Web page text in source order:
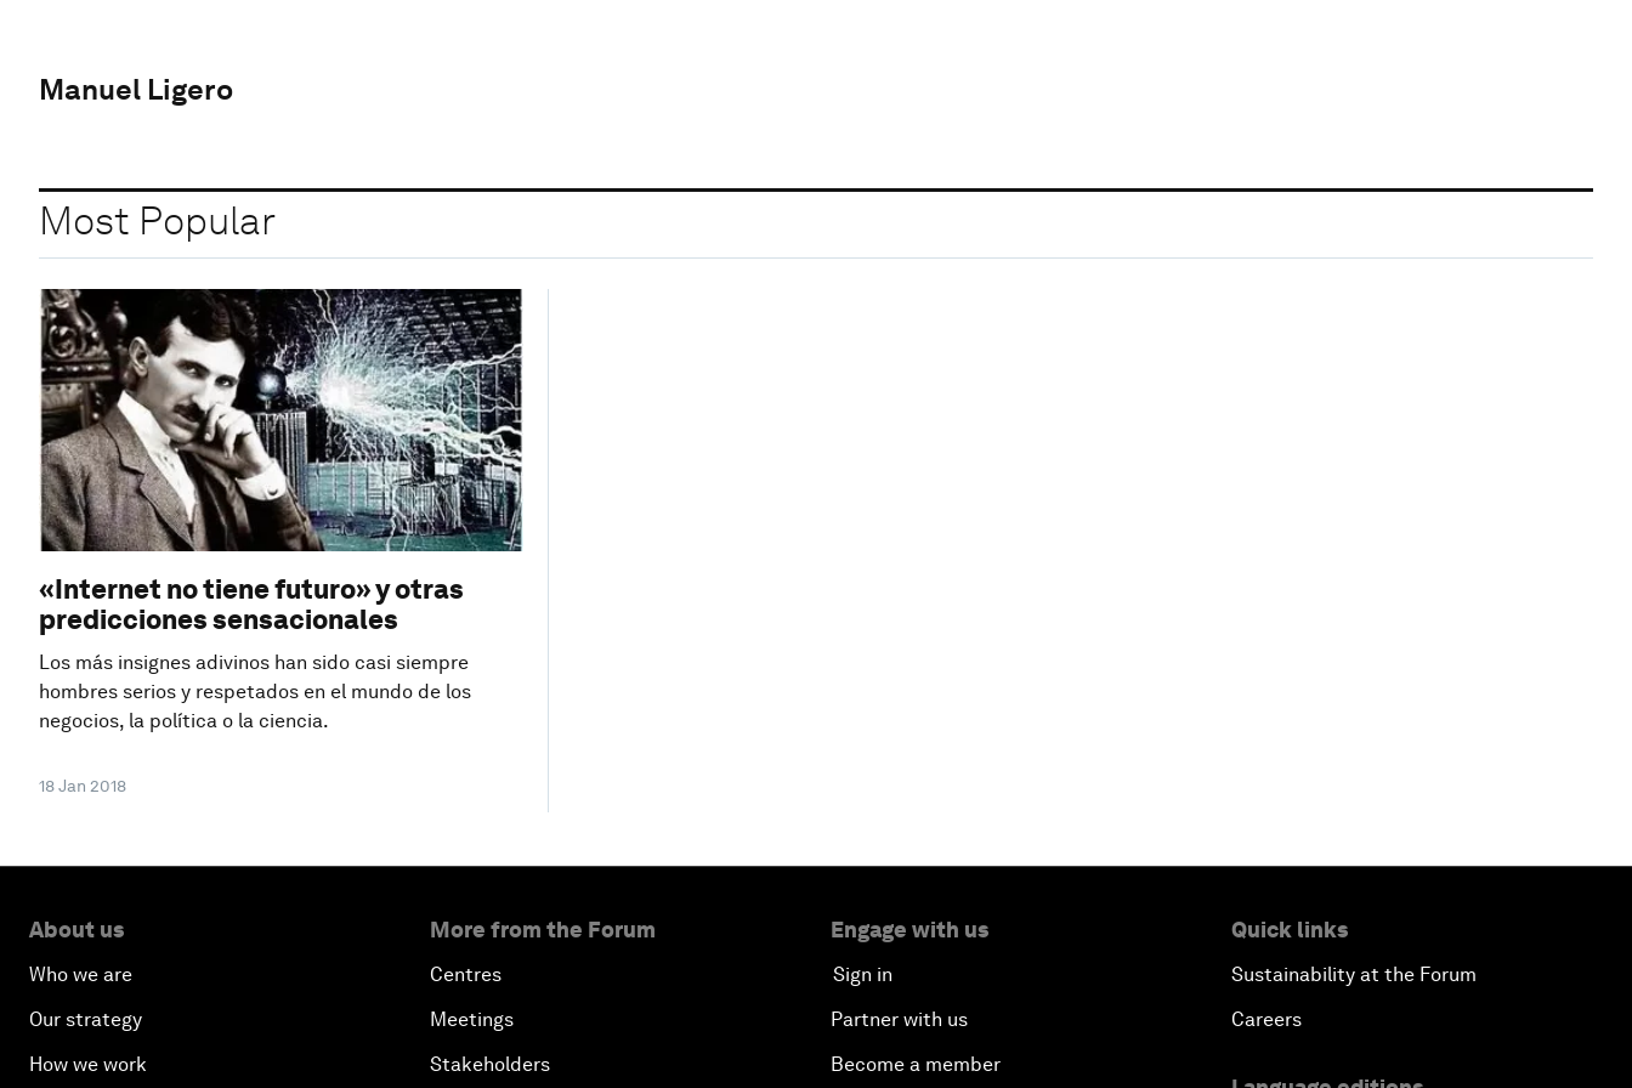
Manuel Ligero
Most Popular
«Internet no tiene futuro» y otras
predicciones sensacionales
Los más insignes adivinos han sido casi siempre
hombres serios y respetados en el mundo de los
negocios, la política o la ciencia.
18 Jan 2018
About us
Who we are
Our strategy
How we work
More from the Forum
Centres
Meetings
Stakeholders
Engage with us
Sign in
Partner with us
Become a member
Quick links
Sustainability at the Forum
Careers